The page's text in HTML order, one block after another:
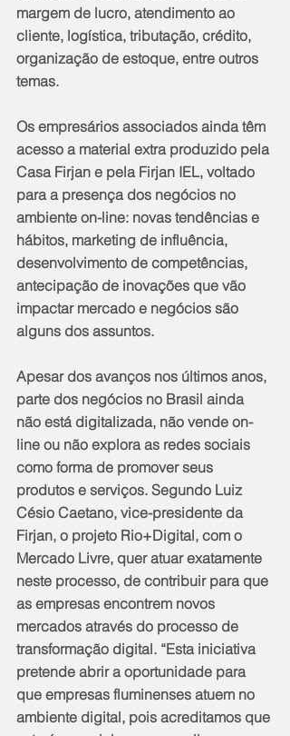
margem de lucro, atendimento ao
cliente, logística, tributação, crédito,
organização de estoque, entre outros
temas.
Os empresários associados ainda têm
acesso a material extra produzido pela
Casa Firjan e pela Firjan IEL, voltado
para a presença dos negócios no
ambiente on-line: novas tendências e
hábitos, marketing de influência,
desenvolvimento de competências,
antecipação de inovações que vão
impactar mercado e negócios são
alguns dos assuntos.
Apesar dos avanços nos últimos anos,
parte dos negócios no Brasil ainda
não está digitalizada, não vende on-
line ou não explora as redes sociais
como forma de promover seus
produtos e serviços. Segundo Luiz
Césio Caetano, vice-presidente da
Firjan, o projeto Rio+Digital, com o
Mercado Livre, quer atuar exatamente
neste processo, de contribuir para que
as empresas encontrem novos
mercados através do processo de
transformação digital. “Esta iniciativa
pretende abrir a oportunidade para
que empresas fluminenses atuem no
ambiente digital, pois acreditamos que